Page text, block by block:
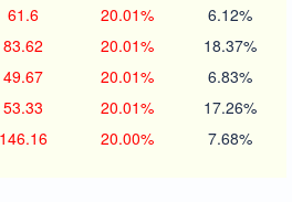
61.6 20.01% 6.12%
83.62 20.01% 18.37%
49.67 20.01% 6.83%
53.33 20.01% 17.26%
146.16 20.00% 7.68%